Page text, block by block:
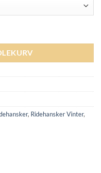
, Ridehansker Vinter,